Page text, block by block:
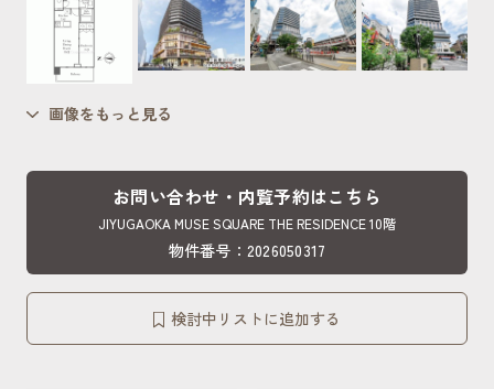
画像をもっと見る
お問い合わせ・内覧予約はこちら
JIYUGAOKA MUSE SQUARE THE RESIDENCE 10階
物件番号：2026050317
検討中リストに追加する